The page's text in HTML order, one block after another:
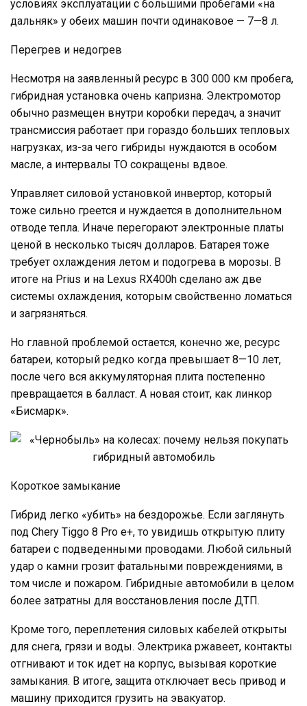
условиях эксплуатации с большими пробегами «на
дальняк» у обеих машин почти одинаковое — 7—8 л.
Перегрев и недогрев
Несмотря на заявленный ресурс в 300 000 км пробега,
гибридная установка очень капризна. Электромотор
обычно размещен внутри коробки передач, а значит
трансмиссия работает при гораздо больших тепловых
нагрузках, из-за чего гибриды нуждаются в особом
масле, а интервалы ТО сокращены вдвое.
Управляет силовой установкой инвертор, который
тоже сильно греется и нуждается в дополнительном
отводе тепла. Иначе перегорают электронные платы
ценой в несколько тысяч долларов. Батарея тоже
требует охлаждения летом и подогрева в морозы. В
итоге на Prius и на Lexus RX400h сделано аж две
системы охлаждения, которым свойственно ломаться
и загрязняться.
Но главной проблемой остается, конечно же, ресурс
батареи, который редко когда превышает 8—10 лет,
после чего вся аккумуляторная плита постепенно
превращается в балласт. А новая стоит, как линкор
«Бисмарк».
Короткое замыкание
Гибрид легко «убить» на бездорожье. Если заглянуть
под Chery Tiggo 8 Pro e+, то увидишь открытую плиту
батареи с подведенными проводами. Любой сильный
удар о камни грозит фатальными повреждениями, в
том числе и пожаром. Гибридные автомобили в целом
более затратны для восстановления после ДТП.
Кроме того, переплетения силовых кабелей открыты
для снега, грязи и воды. Электрика ржавеет, контакты
отгнивают и ток идет на корпус, вызывая короткие
замыкания. В итоге, защита отключает весь привод и
машину приходится грузить на эвакуатор.